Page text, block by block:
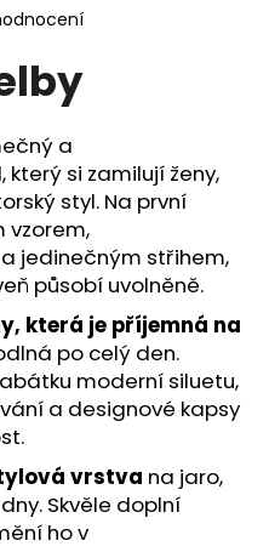
a
si zamilují ženy,
styl. Na první
vzorem,
jedinečným střihem,
působí uvolněně.
která je příjemná na
po celý den.
moderní siluetu,
a designové kapsy
vrstva na jaro,
Skvěle doplní
ho v